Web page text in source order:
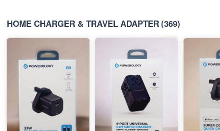
HOME CHARGER & TRAVEL ADAPTER(369)